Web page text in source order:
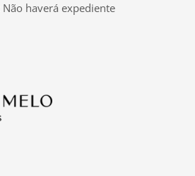
Não haverá expediente